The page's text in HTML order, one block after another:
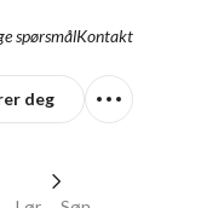
spørsmålKontakt
deg